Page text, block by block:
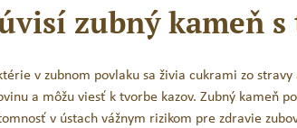
zubný kameň
v zubnom povlaku sa živia cukrami zo
a môžu viesť k tvorbe kazov. Zubný kameň
v ústach vážnym rizikom pre zdravie